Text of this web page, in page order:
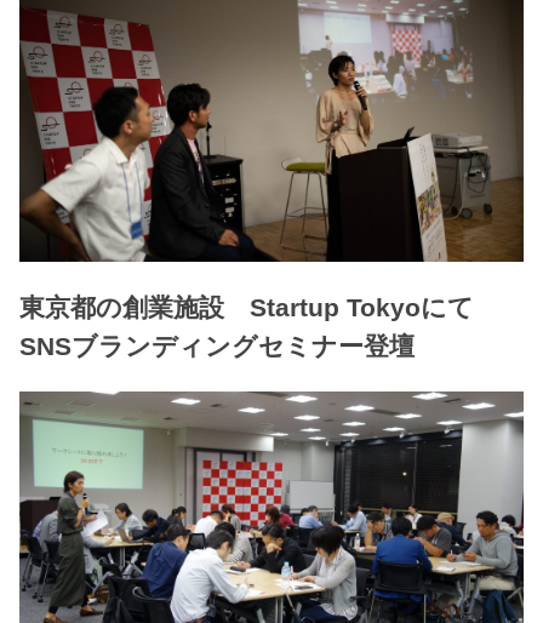
東京都の創業施設 Startup Tokyoにて
SNSブランディングセミナー登壇